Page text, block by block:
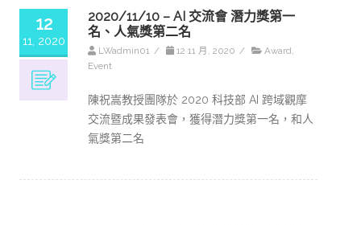
12
11, 2020
2020/11/10 – AI 交流會 潛力獎第一
名、人氣獎第二名
LWadmin01 / 12 11 月, 2020 / Award,
Event
陳祝嵩教授團隊於 2020 科技部 AI 跨域觀摩
交流暨成果發表會，獲得潛力獎第一名，和人
氣獎第二名